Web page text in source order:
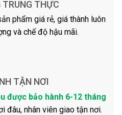
TRUNG THỰC
phẩm giá rẻ, giá thành luôn
và chế độ hậu mãi.
TẬN NƠI
được bảo hành 6-12 tháng
đâu, nhân viên giao tận nơi.